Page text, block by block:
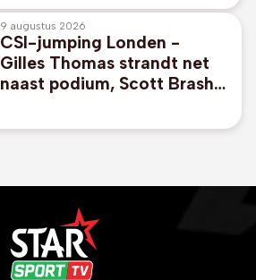
9 augustus 2026
CSI-jumping Londen -
Gilles Thomas strandt net
naast podium, Scott Brash